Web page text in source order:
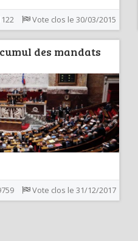
122 Vote clos le 30/03/2015
des mandats
Vote clos le 31/12/2017